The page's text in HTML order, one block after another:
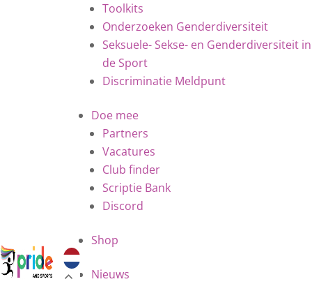
Toolkits
Onderzoeken Genderdiversiteit
Seksuele- Sekse- en Genderdiversiteit in
de Sport
Discriminatie Meldpunt
Doe mee
Partners
Vacatures
Club finder
Scriptie Bank
Discord
Shop
Nieuws